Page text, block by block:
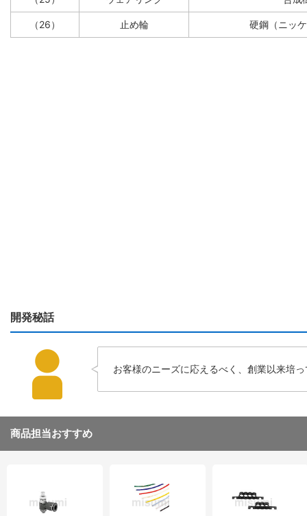
（26） 止め輪 硬鋼（ニッ
開発秘話
お客様のニーズに応えるべく、創業以来培
商品担当おすすめ